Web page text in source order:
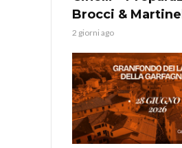
Brocci &
2 giorni ago